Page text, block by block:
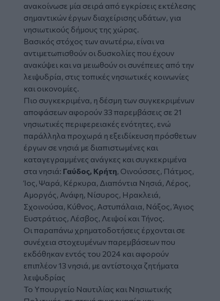
ανακοίνωσε μία σειρά από εγκρίσεις εκτέλεσης
σημαντικών έργων διαχείρισης υδάτων, για
νησιωτικούς δήμους της χώρας.
Βασικός στόχος των ανωτέρω, είναι να
αντιμετωπισθούν οι δυσκολίες που έχουν
ανακύψει και να μειωθούν οι συνέπειες από την
λειψυδρία, στις τοπικές νησιωτικές κοινωνίες
και οικονομίες.
Πιο συγκεκριμένα, η δέσμη των συγκεκριμένων
αποφάσεων αφορούν 33 παρεμβάσεις σε 21
νησιωτικές περιφερειακές ενότητες, ενώ
παράλληλα προχωρά η εξειδίκευση πρόσθετων
έργων σε νησιά με διαπιστωμένες και
καταγεγραμμένες ανάγκες και συγκεκριμένα
στα νησιά: Γαύδος, Κρήτη, Οινούσσες, Πάτμος,
Ίος, Ψαρά, Κέρκυρα, Διαπόντια Νησιά, Λέρος,
Αμοργός, Ανάφη, Νίσυρος, Ηρακλειά,
Σχοινούσα, Κύθνος, Αστυπάλαια, Νάξος, Άγιος
Ευστράτιος, Λέσβος, Λειψοί και Τήνος.
Οι παραπάνω χρηματοδοτήσεις έρχονται σε
συνέχεια στοχευμένων παρεμβάσεων που
εκδόθηκαν εντός του 2024 και αφορούν
επιπλέον 13 νησιά, με αντίστοιχα ζητήματα
λειψυδρίας
Το Υπουργείο Ναυτιλίας και Νησιωτικής